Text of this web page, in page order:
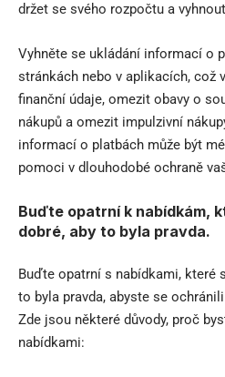
držet se svého rozpočtu a
Vyhněte se ukládání informací o
stránkách nebo v aplikacích, což
finanční údaje, omezit obavy o
nákupů a omezit impulzivní
informací o platbách může být
pomoci v dlouhodobé ochraně
Buďte opatrní k nabídkám,
dobré, aby to byla pravda.
Buďte opatrní s nabídkami, které
to byla pravda, abyste se
Zde jsou některé důvody, proč
nabídkami: